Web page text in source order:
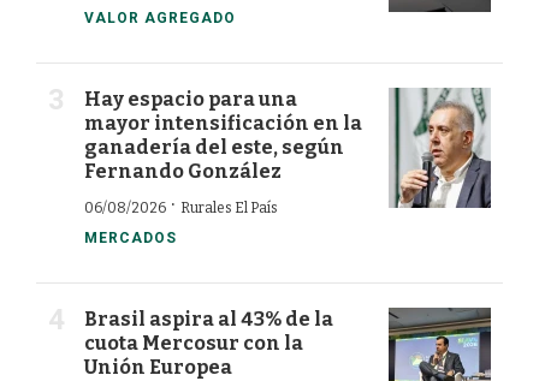
VALOR AGREGADO
Hay espacio para una
mayor intensificación en la
ganadería del este, según
Fernando González
06/08/2026 · Rurales El País
MERCADOS
Brasil aspira al 43% de la
cuota Mercosur con la
Unión Europea